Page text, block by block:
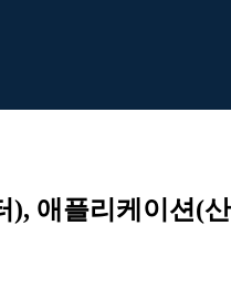
), 애플리케이션(